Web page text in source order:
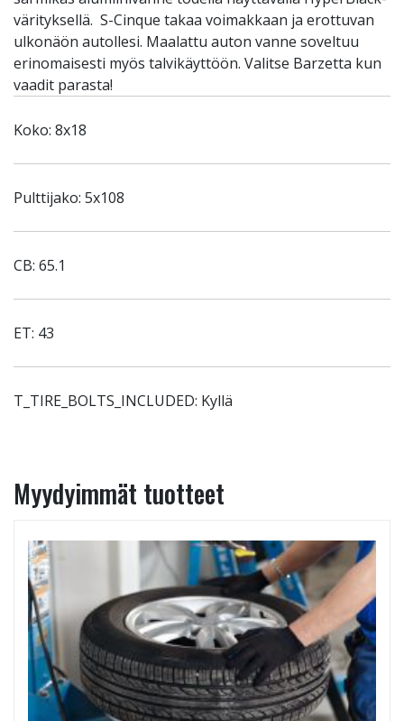
värityksellä. S-Cinque takaa voimakkaan ja erottuvan
ulkonäön autollesi. Maalattu auton vanne soveltuu
erinomaisesti myös talvikäyttöön. Valitse Barzetta kun
vaadit parasta!
Koko: 8x18
Pulttijako: 5x108
CB: 65.1
ET: 43
T_TIRE_BOLTS_INCLUDED: Kyllä
Myydyimmät tuotteet